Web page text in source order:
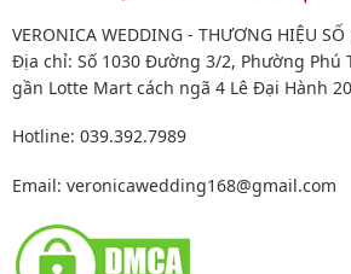
VERONICA WEDDING - THƯƠNG HIỆU SỐ
Địa chỉ: Số 1030 Đường 3/2, Phường Phú
gần Lotte Mart cách ngã 4 Lê Đại Hành
Hotline: 039.392.7989
Email: veronicawedding168@gmail.com